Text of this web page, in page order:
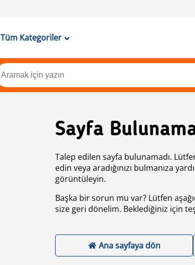
Tüm Kategoriler
Sayfa
Talep edilen sayfa bulunamadı.
edin veya aradığınızı bulmanıza
görüntüleyin.
Başka bir sorun mu var? Lütfen
size geri dönelim. Beklediğiniz için
Ana sayfaya dön